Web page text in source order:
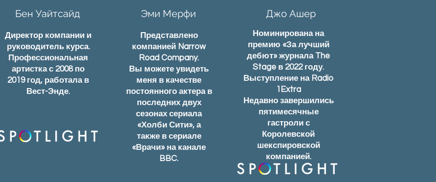
Бен Уайтсайд
Директор компании и
руководитель курса.
Профессиональная
артистка с 2008 по
2019 год, работала в
Вест-Энде.
Эми Мерфи
Представлено
компанией Narrow
Road Company.
Вы можете увидеть
меня в качестве
постоянного актера в
последних двух
сезонах сериала
«Холби Сити», а
также в сериале
«Врачи» на канале
BBC.
Джо Ашер
Номинирована на
премию «За лучший
дебют» журнала The
Stage в 2022 году.
Выступление на Radio
1Extra
Недавно завершились
пятимесячные
гастроли с
Королевской
шекспировской
компанией.